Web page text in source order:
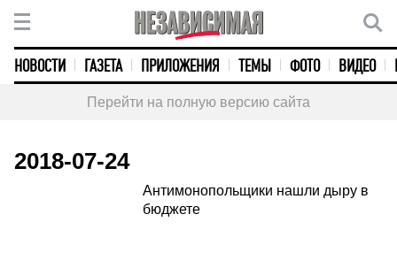
НОВОСТИ ГАЗЕТА ПРИЛОЖЕНИЯ ТЕМЫ ФОТО ВИДЕО
Перейти на полную версию сайта
2018-07-24
Антимонопольщики нашли дыру в
бюджете